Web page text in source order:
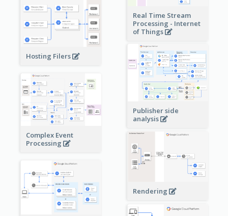
Real Time Stream
Processing - Internet
of Things
Hosting Filers
Publisher side
analysis
Complex Event
Processing
Rendering